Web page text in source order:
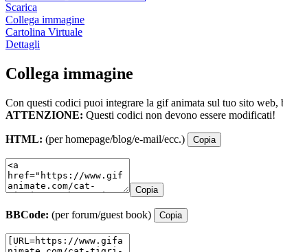
Scarica
Collega immagine
Cartolina Virtuale
Dettagli
Collega immagine
Con questi codici puoi integrare la gif animata sul tuo sito web,
ATTENZIONE: Questi codici non devono essere modificati!
HTML: (per homepage/blog/e-mail/ecc.) Copia
Copia
BBCode: (per forum/guest book) Copia